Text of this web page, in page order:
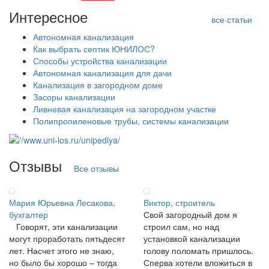
все статьи
Интересное
Автономная канализация
Как выбрать септик ЮНИЛОС?
Способы устройства канализации
Автономная канализация для дачи
Канализация в загородном доме
Засоры канализации
Ливневая канализация на загородном участке
Полипропиленовые трубы, системы канализации
Отзывы Все отзывы
Мария Юрьевна Лесакова,
бухгалтер
Говорят, эти канализации
могут проработать пятьдесят
лет. Насчет этого не знаю,
но было бы хорошо – тогда
Виктор, строитель
Свой загородный дом я
строил сам, но над
установкой канализации
голову поломать пришлось.
Сперва хотели вложиться в